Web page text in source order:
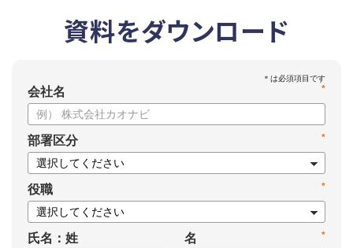
資料をダウンロード
*
会社名
*
部署区分
*
役職
氏名：姓 *
名